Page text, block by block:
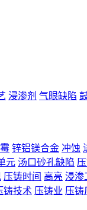
浸渗剂 气眼缺陷
锌铝镁合金 冲蚀
元 汤口砂孔缺陷
压铸时间 高亮 浸渗
铸技术 压铸业 压铸